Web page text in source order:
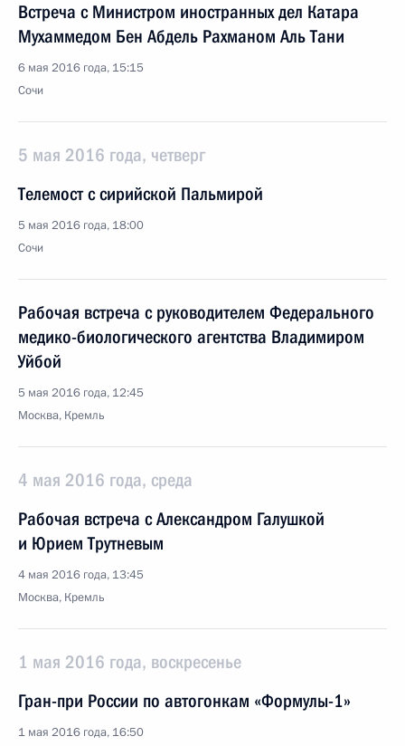
Встреча с Министром иностранных дел Катара
Мухаммедом Бен Абдель Рахманом Аль Тани
6 мая 2016 года, 15:15
Сочи
5 мая 2016 года, четверг
Телемост с сирийской Пальмирой
5 мая 2016 года, 18:00
Сочи
Рабочая встреча с руководителем Федерального
медико-биологического агентства Владимиром
Уйбой
5 мая 2016 года, 12:45
Москва, Кремль
4 мая 2016 года, среда
Рабочая встреча с Александром Галушкой
и Юрием Трутневым
4 мая 2016 года, 13:45
Москва, Кремль
1 мая 2016 года, воскресенье
Гран-при России по автогонкам «Формулы-1»
1 мая 2016 года, 16:50